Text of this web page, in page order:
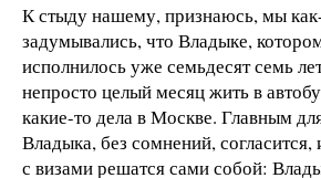
К стыду нашему, признаюсь, мы
задумывались, что Владыке,
исполнилось уже семьдесят семь
непросто целый месяц жить в
какие-то дела в Москве. Главным
Владыка, без сомнений,
с визами решатся сами собой: